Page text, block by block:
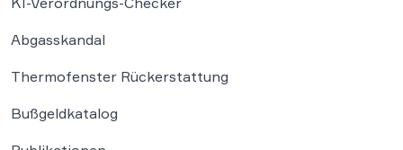
Abgasskandal
Thermofenster Rückerstattung
Bußgeldkatalog